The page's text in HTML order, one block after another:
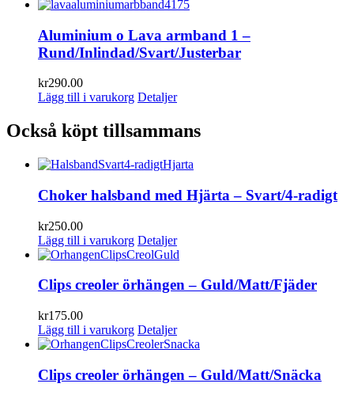
Aluminium o Lava armband 1 –
Rund/Inlindad/Svart/Justerbar
kr290.00
Lägg till i varukorg Detaljer
Också köpt tillsammans
Choker halsband med Hjärta – Svart/4-radigt
kr250.00
Lägg till i varukorg Detaljer
Clips creoler örhängen – Guld/Matt/Fjäder
kr175.00
Lägg till i varukorg Detaljer
Clips creoler örhängen – Guld/Matt/Snäcka